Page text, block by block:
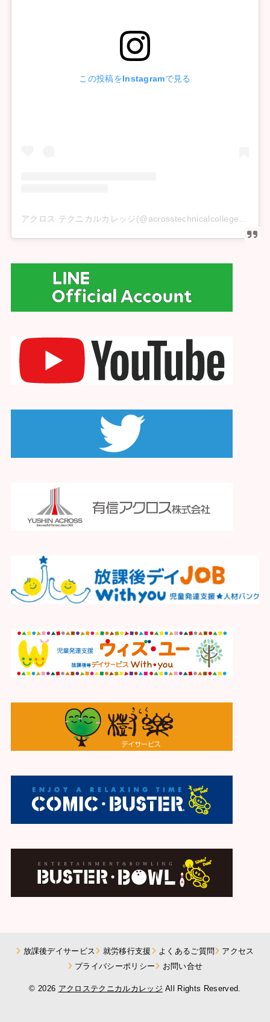
この投稿をInstagramで見る
アクロス テクニカルカレッジ(@acrosstechnicalcollege)がシェアした投稿
放課後デイサービス 就労移行支援 よくあるご質問
アクセス
プライバシーポリシー
お問い合せ
© 2026 アクロステクニカルカレッジ All Rights Reserved.